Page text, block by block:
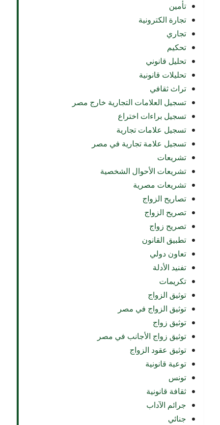
تأمين
تجارة الكترونية
تجاري
تحكيم
تحليل قانوني
تحليلات قانونية
تراث ثقافي
تسجيل العلامات التجارية خارج مصر
تسجيل براءات اختراع
تسجيل علامات تجارية
تسجيل علامة تجارية في مصر
تشريعات
تشريعات الأحوال الشخصية
تشريعات مصرية
تصاريح الزواج
تصريح الزواج
تصريح زواج
تطبيق القانون
تعاون دولي
تفنيد الأدلة
تكريمات
توثيق الزواج
توثيق الزواج في مصر
توثيق زواج
توثيق زواج الأجانب في مصر
توثيق عقود الزواج
توعية قانونية
تونس
ثقافة قانونية
جرائم الآداب
جنائي